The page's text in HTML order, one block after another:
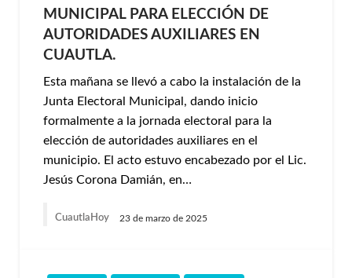
MUNICIPAL PARA ELECCIÓN DE
AUTORIDADES AUXILIARES EN
CUAUTLA.
Esta mañana se llevó a cabo la instalación de la
Junta Electoral Municipal, dando inicio
formalmente a la jornada electoral para la
elección de autoridades auxiliares en el
municipio. El acto estuvo encabezado por el Lic.
Jesús Corona Damián, en…
CuautlaHoy 23 de marzo de 2025